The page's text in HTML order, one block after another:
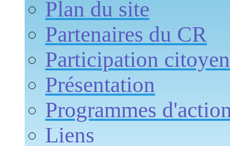
Plan du site
Partenaires du CR
Participation
Présentation
Programmes
Liens